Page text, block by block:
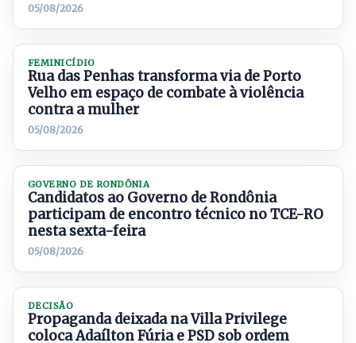
05/08/2026
FEMINICÍDIO
Rua das Penhas transforma via de Porto
Velho em espaço de combate à violência
contra a mulher
05/08/2026
GOVERNO DE RONDÔNIA
Candidatos ao Governo de Rondônia
participam de encontro técnico no TCE-RO
nesta sexta-feira
05/08/2026
DECISÃO
Propaganda deixada na Villa Privilege
coloca Adaílton Fúria e PSD sob ordem